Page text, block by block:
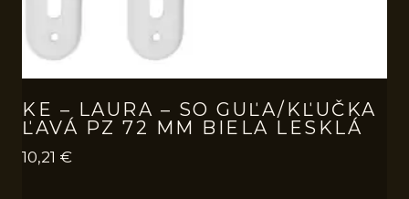
KE – LAURA – SO GUĽA/KĽUČKA
ĽAVÁ PZ 72 MM BIELA LESKLÁ
10,21 €